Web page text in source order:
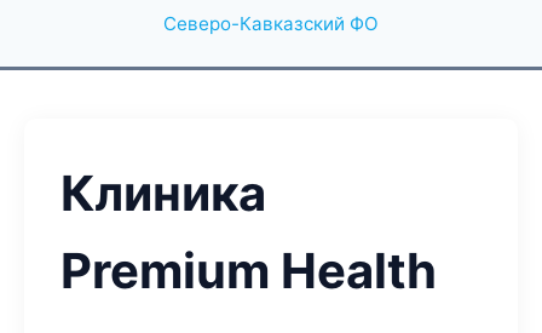
Северо-Кавказский ФО
Клиника
Premium Health